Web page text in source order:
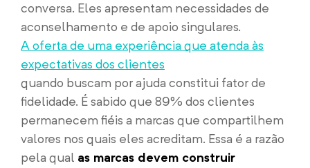
conversa. Eles apresentam necessidades de
aconselhamento e de apoio singulares.
A oferta de uma experiência que atenda às
expectativas dos clientes
quando buscam por ajuda constitui fator de
fidelidade. É sabido que 89% dos clientes
permanecem fiéis a marcas que compartilhem
valores nos quais eles acreditam. Essa é a razão
pela qual as marcas devem construir